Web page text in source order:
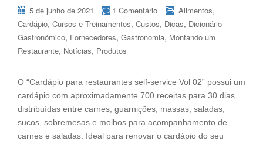
5 de junho de 2021 1 Comentário Alimentos,
Cardápio, Cursos e Treinamentos, Custos, Dicas, Dicionário
Gastronômico, Fornecedores, Gastronomia, Montando um
Restaurante, Notícias, Produtos
O “Cardápio para restaurantes self-service Vol 02” possui um
cardápio com aproximadamente 700 receitas para 30 dias
distribuídas entre carnes, guarnições, massas, saladas,
sucos, sobremesas e molhos para acompanhamento de
carnes e saladas. Ideal para renovar o cardápio do seu